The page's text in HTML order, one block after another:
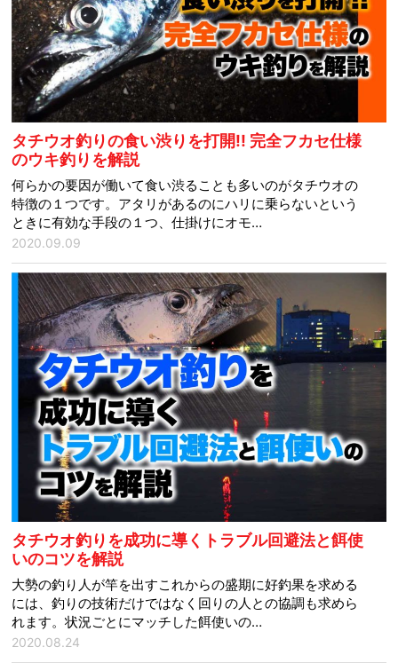
タチウオ釣りの食い渋りを打開!! 完全フカセ仕様
のウキ釣りを解説
何らかの要因が働いて食い渋ることも多いのがタチウオの
特徴の１つです。アタリがあるのにハリに乗らないという
ときに有効な手段の１つ、仕掛けにオモ…
2020.09.09
タチウオ釣りを成功に導くトラブル回避法と餌使
いのコツを解説
大勢の釣り人が竿を出すこれからの盛期に好釣果を求める
には、釣りの技術だけではなく回りの人との協調も求めら
れます。状況ごとにマッチした餌使いの…
2020.08.24